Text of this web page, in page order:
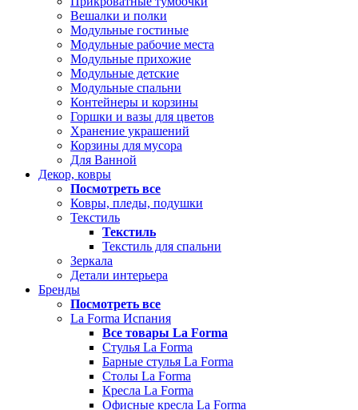
Вешалки и полки
Модульные гостиные
Модульные рабочие места
Модульные прихожие
Модульные детские
Модульные спальни
Контейнеры и корзины
Горшки и вазы для цветов
Хранение украшений
Корзины для мусора
Для Ванной
Декор, ковры
Посмотреть все
Ковры, пледы, подушки
Текстиль
Текстиль
Текстиль для спальни
Зеркала
Детали интерьера
Бренды
Посмотреть все
La Forma Испания
Все товары La Forma
Стулья La Forma
Барные стулья La Forma
Столы La Forma
Кресла La Forma
Офисные кресла La Forma